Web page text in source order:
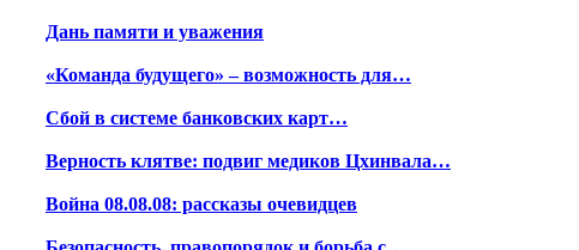
Дань памяти и уважения
«Команда будущего» – возможность для…
Сбой в системе банковских карт…
Верность клятве: подвиг медиков Цхинвала…
Война 08.08.08: рассказы очевидцев